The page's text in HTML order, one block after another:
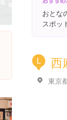
おとな
スポッ
L 西